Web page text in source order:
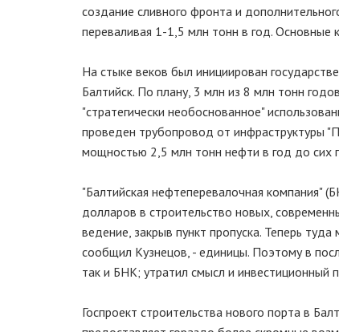
создание сливного фронта и
переваливая 1-1,5 млн тонн в год.
На стыке веков был инициирован
Балтийск. По плану, 3 млн из 8 млн тонн
"стратегически необоснованное"
проведен трубопровод от инфраструктуры
мощностью 2,5 млн тонн нефти в год до сих
"Балтийская нефтеперевалочная компания"
долларов в строительство новых,
ведение, закрыв пункт пропуска. Теперь
сообщил Кузнецов, - единицы. Поэтому в
так и БНК; утратил смысл и инвестиционный
Госпроект строительства нового порта в